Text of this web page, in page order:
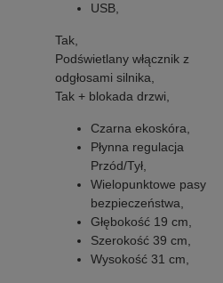
USB,
Tak,
Podświetlany włącznik z
odgłosami silnika,
Tak + blokada drzwi,
Czarna ekoskóra,
Płynna regulacja
Przód/Tył,
Wielopunktowe pasy
bezpieczeństwa,
Głębokość 19 cm,
Szerokość 39 cm,
Wysokość 31 cm,